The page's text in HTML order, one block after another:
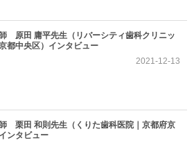
原田 庸平先生（リバーシティ歯科クリニッ
都中央区）インタビュー
2021-12-13
栗田 和則先生（くりた歯科医院｜京都府京
ンタビュー